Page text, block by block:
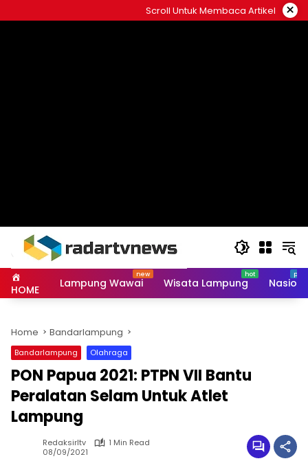
to
Scroll Untuk Membaca Artikel ×
HOME Lampung Wawai Wisata Lampung
Home Bandarlampung
Bandarlampung Olahraga
PON Papua 2021: PTPN VII Bantu
Peralatan Selam Untuk Atlet
Lampung
Redaksirltv
1 Min Read
08/09/2021